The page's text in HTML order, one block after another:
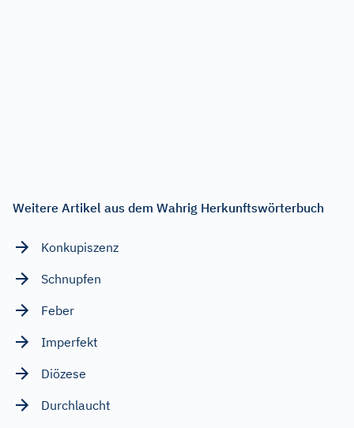
Weitere Artikel aus dem Wahrig Herkunftswörterbuch
Konkupiszenz
Schnupfen
Feber
Imperfekt
Diözese
Durchlaucht